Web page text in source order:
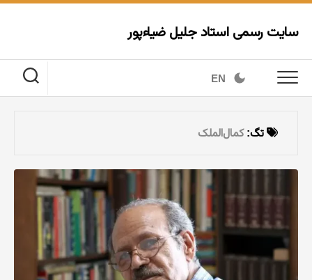
Skip
content
سایت رسمی استاد جلیل ضیاءپور
EN
تگ:کمال‌الملک